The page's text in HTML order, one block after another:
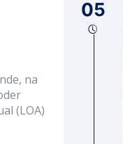
na
(LOA)
05